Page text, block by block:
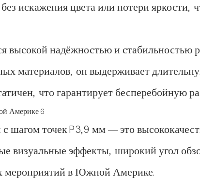
искажения цвета или потери яркости,
высокой надёжностью и стабильностью
материалов, он выдерживает
что гарантирует бесперебойную
с шагом точек P3,9 мм — это
визуальные эффекты, широкий угол
мероприятий в Южной Америке.